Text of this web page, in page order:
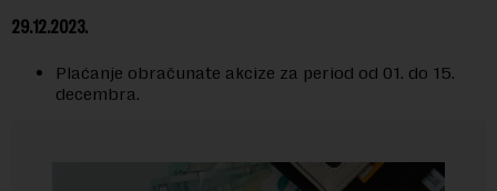
29.12.2023.
Plaćanje obračunate akcize za period od 01. do 15.
decembra.